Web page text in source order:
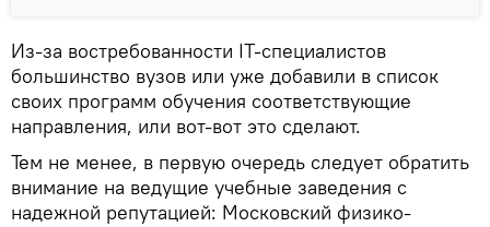
Из-за востребованности IT-специалистов
большинство вузов или уже добавили в список
своих программ обучения соответствующие
направления, или вот-вот это сделают.
Тем не менее, в первую очередь следует обратить
внимание на ведущие учебные заведения с
надежной репутацией: Московский физико-